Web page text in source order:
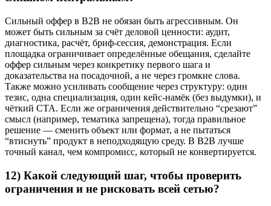
Сильный оффер в B2B не обязан быть агрессивным. Он
может быть сильным за счёт деловой ценности: аудит,
диагностика, расчёт, бриф-сессия, демонстрация. Если
площадка ограничивает определённые обещания, сделайте
оффер сильным через конкретику первого шага и
доказательства на посадочной, а не через громкие слова.
Также можно усиливать сообщение через структуру: один
тезис, одна специализация, один кейс-намёк (без выдумки), и
чёткий CTA. Если же ограничения действительно “срезают”
смысл (например, тематика запрещена), тогда правильное
решение — сменить объект или формат, а не пытаться
“втиснуть” продукт в неподходящую среду. В B2B лучше
точный канал, чем компромисс, который не конвертируется.
12) Какой следующий шаг, чтобы проверить
ограничения и не рисковать всей сетью?